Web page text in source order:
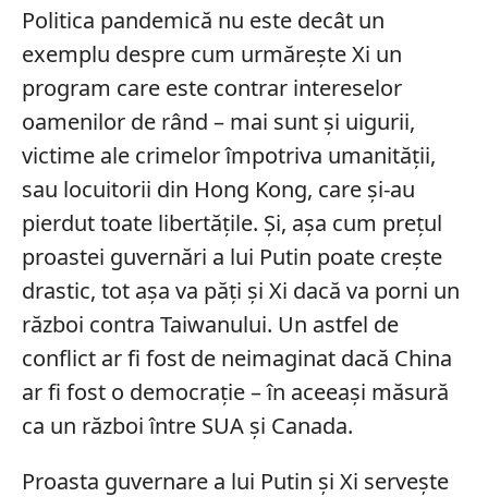
Politica pandemică nu este decât un
exemplu despre cum urmărește Xi un
program care este contrar intereselor
oamenilor de rând – mai sunt și uigurii,
victime ale crimelor împotriva umanității,
sau locuitorii din Hong Kong, care și-au
pierdut toate libertățile. Și, așa cum prețul
proastei guvernări a lui Putin poate crește
drastic, tot așa va păți și Xi dacă va porni un
război contra Taiwanului. Un astfel de
conflict ar fi fost de neimaginat dacă China
ar fi fost o democrație – în aceeași măsură
ca un război între SUA și Canada.
Proasta guvernare a lui Putin și Xi servește